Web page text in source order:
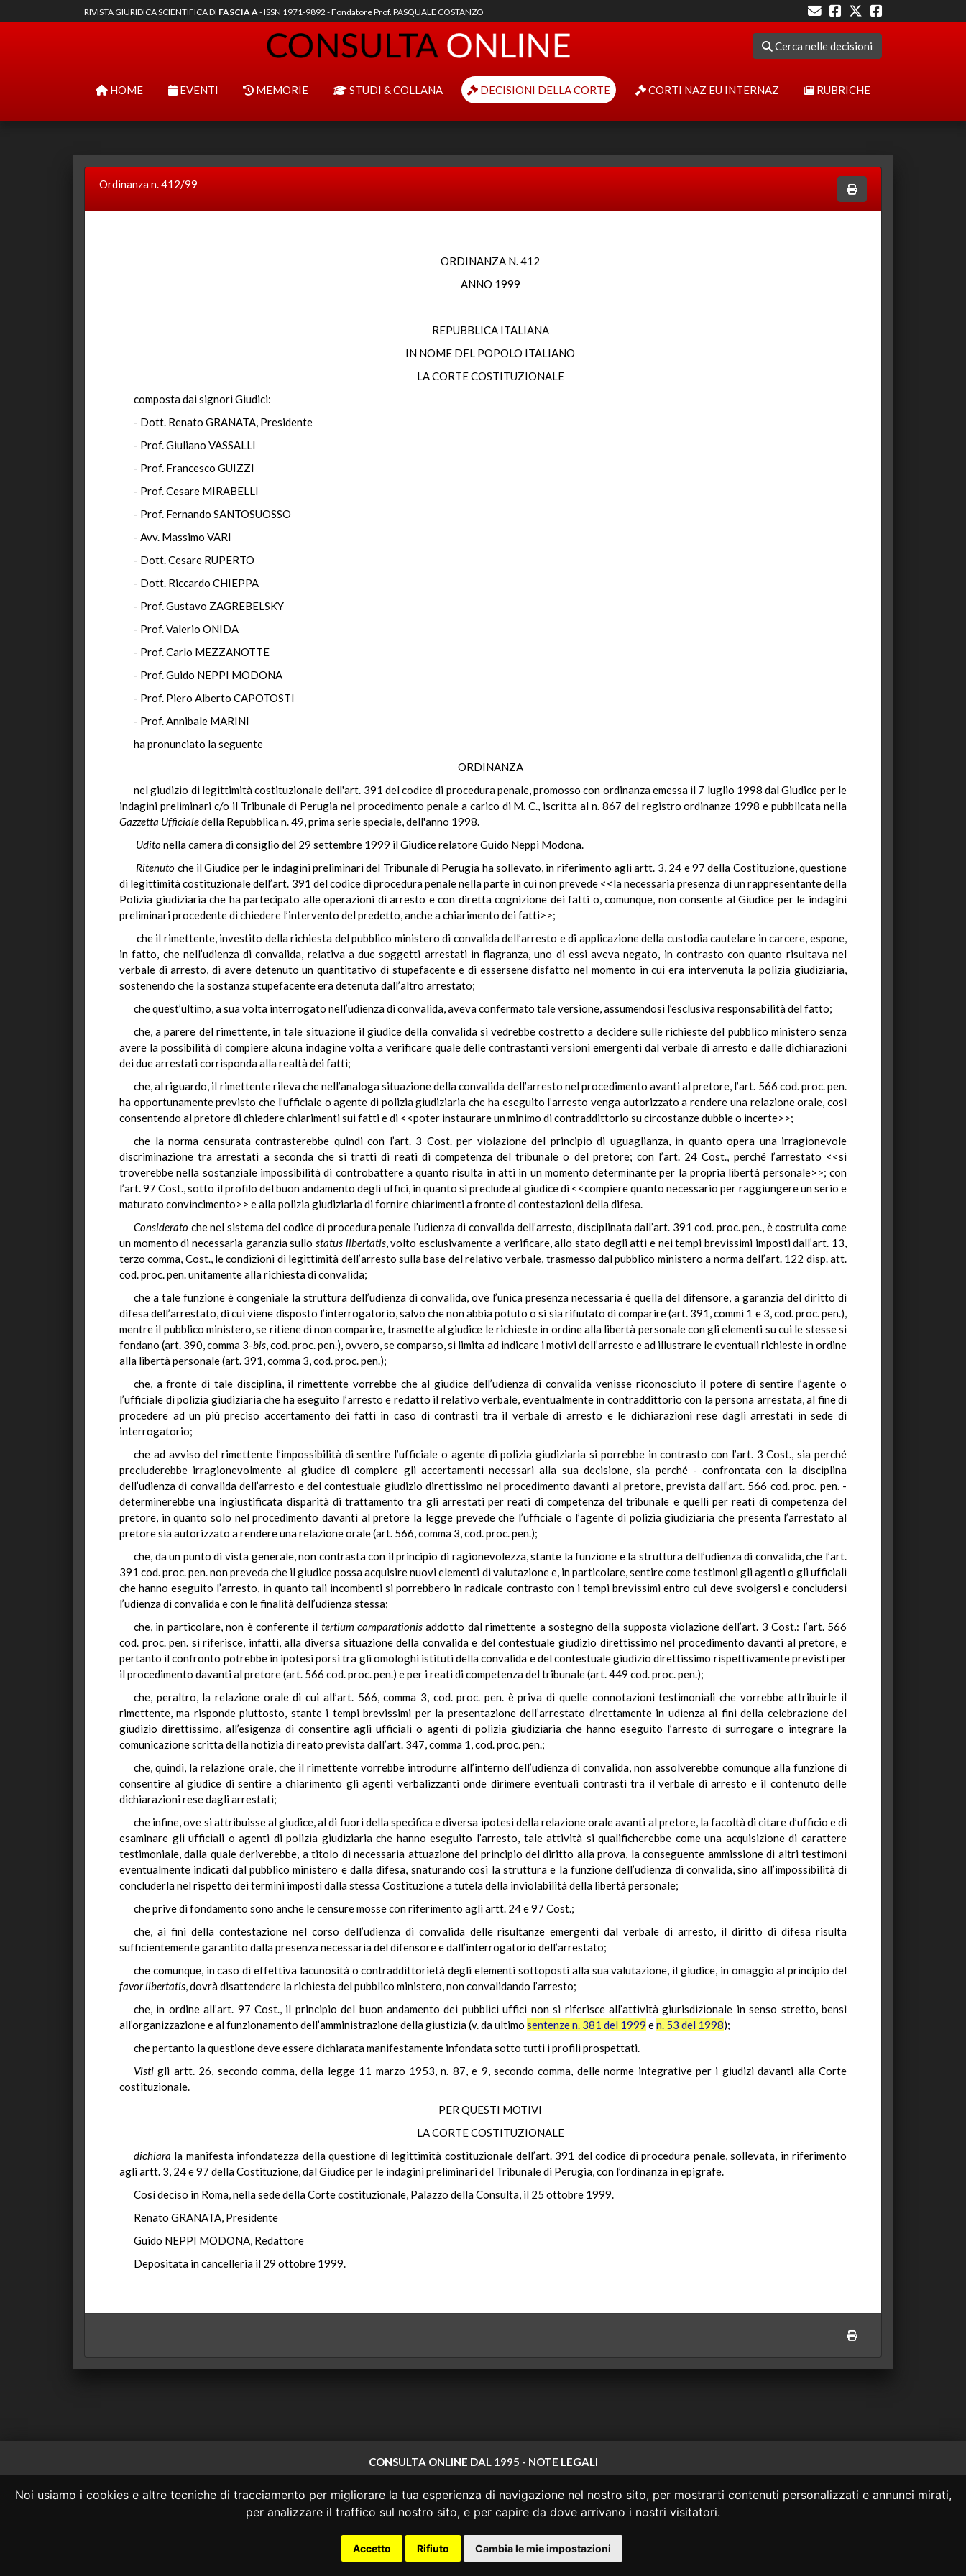
Noi usiamo i cookies e altre tecniche di tracciamento per migliorare la tua esperienza di navigazione nel nostro sito, per mostrarti contenuti personalizzati e annunci mirati,
per analizzare il traffico sul nostro sito, e per capire da dove arrivano i nostri visitatori.
Accetto Rifiuto Cambia le mie impostazioni
RIVISTA GIURIDICA SCIENTIFICA DI FASCIA A- ISSN 1971-9892 - Fondatore Prof. PASQUALE COSTANZO
Cerca nelle decisioni
HOME EVENTI MEMORIE STUDI & COLLANA DECISIONI DELLA CORTE CORTI NAZ EU INTERNAZ RUBRICHE
Ordinanza n. 412/99
ORDINANZA N. 412
ANNO 1999
REPUBBLICA ITALIANA
IN NOME DEL POPOLO ITALIANO
LA CORTE COSTITUZIONALE
composta dai signori Giudici:
- Dott. Renato GRANATA, Presidente
- Prof. Giuliano VASSALLI
- Prof. Francesco GUIZZI
- Prof. Cesare MIRABELLI
- Prof. Fernando SANTOSUOSSO
- Avv. Massimo VARI
- Dott. Cesare RUPERTO
- Dott. Riccardo CHIEPPA
- Prof. Gustavo ZAGREBELSKY
- Prof. Valerio ONIDA
- Prof. Carlo MEZZANOTTE
- Prof. Guido NEPPI MODONA
- Prof. Piero Alberto CAPOTOSTI
- Prof. Annibale MARINI
ha pronunciato la seguente
ORDINANZA
nel giudizio di legittimità costituzionale dell'art. 391 del codice di procedura penale, promosso con ordinanza emessa il 7 luglio 1998 dal Giudice per le
indagini preliminari c/o il Tribunale di Perugia nel procedimento penale a carico di M. C., iscritta al n. 867 del registro ordinanze 1998 e pubblicata nella
Gazzetta Ufficialedella Repubblica n. 49, prima serie speciale, dell'anno 1998.
Uditonella camera di consiglio del 29 settembre 1999 il Giudice relatore Guido Neppi Modona.
Ritenuto che il Giudice per le indagini preliminari del Tribunale di Perugia ha sollevato, in riferimento agli artt. 3, 24 e 97 della Costituzione, questione
di legittimità costituzionale dell’art. 391 del codice di procedura penale nella parte in cui non prevede <<la necessaria presenza di un rappresentante della
Polizia giudiziaria che ha partecipato alle operazioni di arresto e con diretta cognizione dei fatti o, comunque, non consente al Giudice per le indagini
preliminari procedente di chiedere l’intervento del predetto, anche a chiarimento dei fatti>>;
che il rimettente, investito della richiesta del pubblico ministero di convalida dell’arresto e di applicazione della custodia cautelare in carcere, espone,
in fatto, che nell’udienza di convalida, relativa a due soggetti arrestati in flagranza, uno di essi aveva negato, in contrasto con quanto risultava nel
verbale di arresto, di avere detenuto un quantitativo di stupefacente e di essersene disfatto nel momento in cui era intervenuta la polizia giudiziaria,
sostenendo che la sostanza stupefacente era detenuta dall’altro arrestato;
che quest’ultimo, a sua volta interrogato nell’udienza di convalida, aveva confermato tale versione, assumendosi l’esclusiva responsabilità del fatto;
che, a parere del rimettente, in tale situazione il giudice della convalida si vedrebbe costretto a decidere sulle richieste del pubblico ministero senza
avere la possibilità di compiere alcuna indagine volta a verificare quale delle contrastanti versioni emergenti dal verbale di arresto e dalle dichiarazioni
dei due arrestati corrisponda alla realtà dei fatti;
che, al riguardo, il rimettente rileva che nell’analoga situazione della convalida dell’arresto nel procedimento avanti al pretore, l’art. 566 cod. proc. pen.
ha opportunamente previsto che l’ufficiale o agente di polizia giudiziaria che ha eseguito l’arresto venga autorizzato a rendere una relazione orale, così
consentendo al pretore di chiedere chiarimenti sui fatti e di <<poter instaurare un minimo di contraddittorio su circostanze dubbie o incerte>>;
che la norma censurata contrasterebbe quindi con l’art. 3 Cost. per violazione del principio di uguaglianza, in quanto opera una irragionevole
discriminazione tra arrestati a seconda che si tratti di reati di competenza del tribunale o del pretore; con l’art. 24 Cost., perché l’arrestato <<si
troverebbe nella sostanziale impossibilità di controbattere a quanto risulta in atti in un momento determinante per la propria libertà personale>>; con
l’art. 97 Cost., sotto il profilo del buon andamento degli uffici, in quanto si preclude al giudice di <<compiere quanto necessario per raggiungere un serio e
maturato convincimento>> e alla polizia giudiziaria di fornire chiarimenti a fronte di contestazioni della difesa.
Considerato che nel sistema del codice di procedura penale l’udienza di convalida dell’arresto, disciplinata dall’art. 391 cod. proc. pen., è costruita come
un momento di necessaria garanzia sullostatus libertatis, volto esclusivamente a verificare, allo stato degli atti e nei tempi brevissimi imposti dall’art. 13,
terzo comma, Cost., le condizioni di legittimità dell’arresto sulla base del relativo verbale, trasmesso dal pubblico ministero a norma dell’art. 122 disp. att.
cod. proc. pen. unitamente alla richiesta di convalida;
che a tale funzione è congeniale la struttura dell’udienza di convalida, ove l’unica presenza necessaria è quella del difensore, a garanzia del diritto di
difesa dell’arrestato, di cui viene disposto l’interrogatorio, salvo che non abbia potuto o si sia rifiutato di comparire (art. 391, commi 1 e 3, cod. proc. pen.),
mentre il pubblico ministero, se ritiene di non comparire, trasmette al giudice le richieste in ordine alla libertà personale con gli elementi su cui le stesse si
fondano (art. 390, comma 3-bis, cod. proc. pen.), ovvero, se comparso, si limita ad indicare i motivi dell’arresto e ad illustrare le eventuali richieste in ordine
alla libertà personale (art. 391, comma 3, cod. proc. pen.);
che, a fronte di tale disciplina, il rimettente vorrebbe che al giudice dell’udienza di convalida venisse riconosciuto il potere di sentire l’agente o
l’ufficiale di polizia giudiziaria che ha eseguito l’arresto e redatto il relativo verbale, eventualmente in contraddittorio con la persona arrestata, al fine di
procedere ad un più preciso accertamento dei fatti in caso di contrasti tra il verbale di arresto e le dichiarazioni rese dagli arrestati in sede di
interrogatorio;
che ad avviso del rimettente l’impossibilità di sentire l’ufficiale o agente di polizia giudiziaria si porrebbe in contrasto con l’art. 3 Cost., sia perché
precluderebbe irragionevolmente al giudice di compiere gli accertamenti necessari alla sua decisione, sia perché - confrontata con la disciplina
dell’udienza di convalida dell’arresto e del contestuale giudizio direttissimo nel procedimento davanti al pretore, prevista dall’art. 566 cod. proc. pen. -
determinerebbe una ingiustificata disparità di trattamento tra gli arrestati per reati di competenza del tribunale e quelli per reati di competenza del
pretore, in quanto solo nel procedimento davanti al pretore la legge prevede che l’ufficiale o l’agente di polizia giudiziaria che presenta l’arrestato al
pretore sia autorizzato a rendere una relazione orale (art. 566, comma 3, cod. proc. pen.);
che, da un punto di vista generale, non contrasta con il principio di ragionevolezza, stante la funzione e la struttura dell’udienza di convalida, che l’art.
391 cod. proc. pen. non preveda che il giudice possa acquisire nuovi elementi di valutazione e, in particolare, sentire come testimoni gli agenti o gli ufficiali
che hanno eseguito l’arresto, in quanto tali incombenti si porrebbero in radicale contrasto con i tempi brevissimi entro cui deve svolgersi e concludersi
l’udienza di convalida e con le finalità dell’udienza stessa;
che, in particolare, non è conferente il tertium comparationis addotto dal rimettente a sostegno della supposta violazione dell’art. 3 Cost.: l’art. 566
cod. proc. pen. si riferisce, infatti, alla diversa situazione della convalida e del contestuale giudizio direttissimo nel procedimento davanti al pretore, e
pertanto il confronto potrebbe in ipotesi porsi tra gli omologhi istituti della convalida e del contestuale giudizio direttissimo rispettivamente previsti per
il procedimento davanti al pretore (art. 566 cod. proc. pen.) e per i reati di competenza del tribunale (art. 449 cod. proc. pen.);
che, peraltro, la relazione orale di cui all’art. 566, comma 3, cod. proc. pen. è priva di quelle connotazioni testimoniali che vorrebbe attribuirle il
rimettente, ma risponde piuttosto, stante i tempi brevissimi per la presentazione dell’arrestato direttamente in udienza ai fini della celebrazione del
giudizio direttissimo, all’esigenza di consentire agli ufficiali o agenti di polizia giudiziaria che hanno eseguito l’arresto di surrogare o integrare la
comunicazione scritta della notizia di reato prevista dall’art. 347, comma 1, cod. proc. pen.;
che, quindi, la relazione orale, che il rimettente vorrebbe introdurre all’interno dell’udienza di convalida, non assolverebbe comunque alla funzione di
consentire al giudice di sentire a chiarimento gli agenti verbalizzanti onde dirimere eventuali contrasti tra il verbale di arresto e il contenuto delle
dichiarazioni rese dagli arrestati;
che infine, ove si attribuisse al giudice, al di fuori della specifica e diversa ipotesi della relazione orale avanti al pretore, la facoltà di citare d’ufficio e di
esaminare gli ufficiali o agenti di polizia giudiziaria che hanno eseguito l’arresto, tale attività si qualificherebbe come una acquisizione di carattere
testimoniale, dalla quale deriverebbe, a titolo di necessaria attuazione del principio del diritto alla prova, la conseguente ammissione di altri testimoni
eventualmente indicati dal pubblico ministero e dalla difesa, snaturando così la struttura e la funzione dell’udienza di convalida, sino all’impossibilità di
concluderla nel rispetto dei termini imposti dalla stessa Costituzione a tutela della inviolabilità della libertà personale;
che prive di fondamento sono anche le censure mosse con riferimento agli artt. 24 e 97 Cost.;
che, ai fini della contestazione nel corso dell’udienza di convalida delle risultanze emergenti dal verbale di arresto, il diritto di difesa risulta
sufficientemente garantito dalla presenza necessaria del difensore e dall’interrogatorio dell’arrestato;
che comunque, in caso di effettiva lacunosità o contraddittorietà degli elementi sottoposti alla sua valutazione, il giudice, in omaggio al principio del
favor libertatis, dovrà disattendere la richiesta del pubblico ministero, non convalidando l’arresto;
che, in ordine all’art. 97 Cost., il principio del buon andamento dei pubblici uffici non si riferisce all’attività giurisdizionale in senso stretto, bensì
all’organizzazione e al funzionamento dell’amministrazione della giustizia (v. da ultimo sentenze n. 381 del 1999 en. 53 del 1998);
che pertanto la questione deve essere dichiarata manifestamente infondata sotto tutti i profili prospettati.
Visti gli artt. 26, secondo comma, della legge 11 marzo 1953, n. 87, e 9, secondo comma, delle norme integrative per i giudizi davanti alla Corte
costituzionale.
PER QUESTI MOTIVI
LA CORTE COSTITUZIONALE
dichiara la manifesta infondatezza della questione di legittimità costituzionale dell’art. 391 del codice di procedura penale, sollevata, in riferimento
agli artt. 3, 24 e 97 della Costituzione, dal Giudice per le indagini preliminari del Tribunale di Perugia, con l’ordinanza in epigrafe.
Così deciso in Roma, nella sede della Corte costituzionale, Palazzo della Consulta, il 25 ottobre 1999.
Renato GRANATA, Presidente
Guido NEPPI MODONA, Redattore
Depositata in cancelleria il 29 ottobre 1999.
CONSULTA ONLINE DAL 1995 - NOTE LEGALI
Consulta OnLine non ha prodotto e non è responsabile per i contenuti e le informazioni legali di siti collegati.
La consultazione di questi o del materiale contenuto nel sito non costituisce una relazione di consulenza legale.
info@giurcost.org| Giurisprudenza Costituzionale| Consulta OnLine